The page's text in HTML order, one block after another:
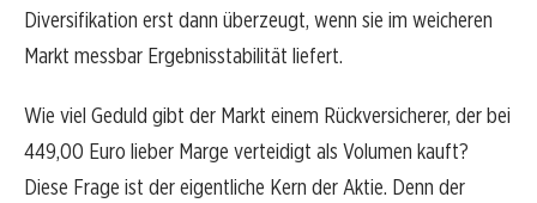
Diversifikation erst dann überzeugt, wenn sie im weicheren
Markt messbar Ergebnisstabilität liefert.
Wie viel Geduld gibt der Markt einem Rückversicherer, der bei
449,00 Euro lieber Marge verteidigt als Volumen kauft?
Diese Frage ist der eigentliche Kern der Aktie. Denn der